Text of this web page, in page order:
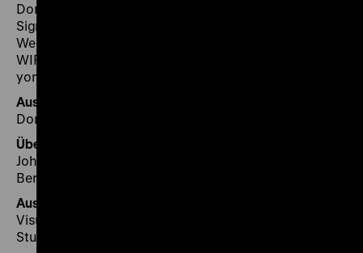
Donauwörth
Sign Support, Berlin
Werk 5 GmbH, Berlin
WIR Redaktion, Fürst Donnersmarck-Stiftung zu Berlin
yomma GmbH, Berlin
Ausstellungslektorat
Dorit Aurich, Berlin; Harriet Merrow, Berlin
Übersetzungen
John Berwick, Jud. Buzău/Rumänien; Stephen Locke,
Berlin; Robert Zwarg, Leipzig
Ausstellungsgrafik
Visual Space Agency, Julia Volkmar mit Anja Rausch
Studio Bens, Jens Ludewig, Benjamin Rheinwald